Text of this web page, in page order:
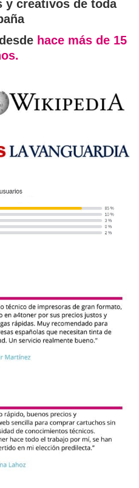
y creativos de toda
hace más de 15